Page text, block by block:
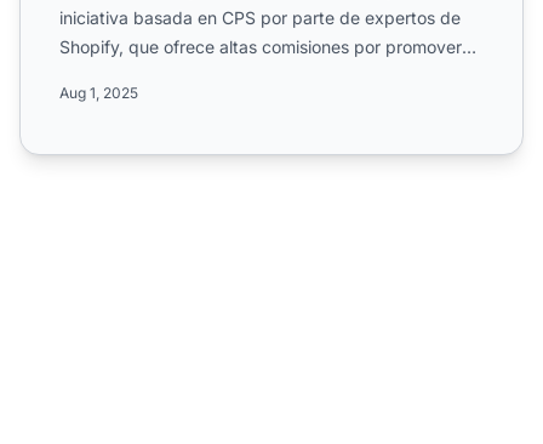
iniciativa basada en CPS por parte de expertos de
Shopify, que ofrece altas comisiones por promover
Aug 1, 2025